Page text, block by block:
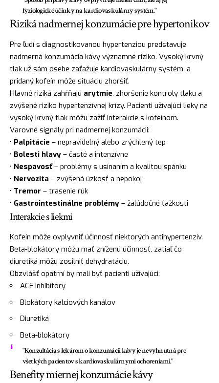
fyziologické účinky na kardiovaskulárny systém."
Riziká nadmernej konzumácie pre hypertonikov
Pre ľudí s diagnostikovanou hypertenziou predstavuje
nadmerná konzumácia kávy významné riziko. Vysoký krvný
tlak už sám osebe zaťažuje kardiovaskulárny systém, a
pridaný kofeín môže situáciu zhoršiť.
Hlavné riziká zahŕňajú arytmie, zhoršenie kontroly tlaku a
zvýšené riziko hypertenzívnej krízy. Pacienti užívajúci lieky na
vysoký krvný tlak môžu zažiť interakcie s kofeínom.
Varovné signály pri nadmernej konzumácii:
• Palpitácie – nepravidelný alebo zrýchlený tep
• Bolesti hlavy – časté a intenzívne
• Nespavosť– problémy s usínaním a kvalitou spánku
• Nervozita – zvýšená úzkosť a nepokoj
• Tremor – trasenie rúk
• Gastrointestinálne problémy – žalúdočné ťažkosti
Interakcie s liekmi
Kofeín môže ovplyvniť účinnosť niektorých antihypertenzív.
Beta-blokátory môžu mať zníženú účinnosť, zatiaľ čo
diuretiká môžu zosilniť dehydratáciu.
Obzvlášť opatrní by mali byť pacienti užívajúci:
ACE inhibítory
Blokátory kalciových kanálov
Diuretiká
Beta-blokátory
"Konzultácia s lekárom o konzumácii kávy je nevyhnutná pre
všetkých pacientov s kardiovaskulárnymi ochoreniami."
Benefity miernej konzumácie kávy